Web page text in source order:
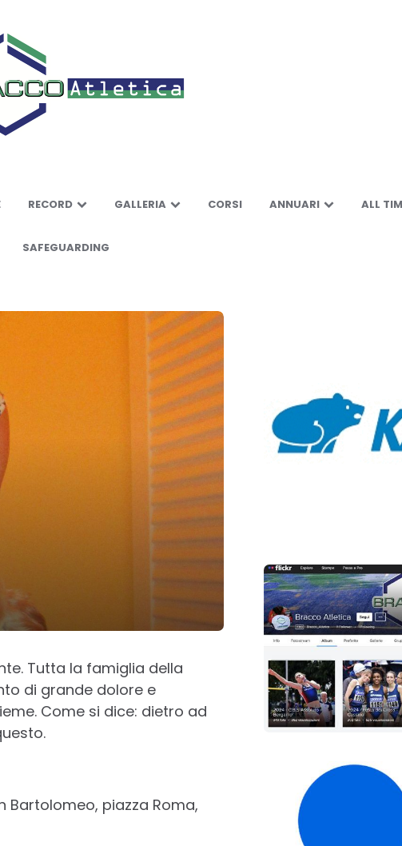
RECORD GALLERIA CORSI ANNUARI ALL
SAFEGUARDING
Tutta la famiglia della
di grande dolore e
Come si dice: dietro ad
Bartolomeo, piazza Roma,